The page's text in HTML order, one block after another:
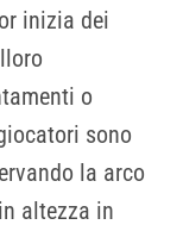
inizia dei
o
sono
la arco
altezza in